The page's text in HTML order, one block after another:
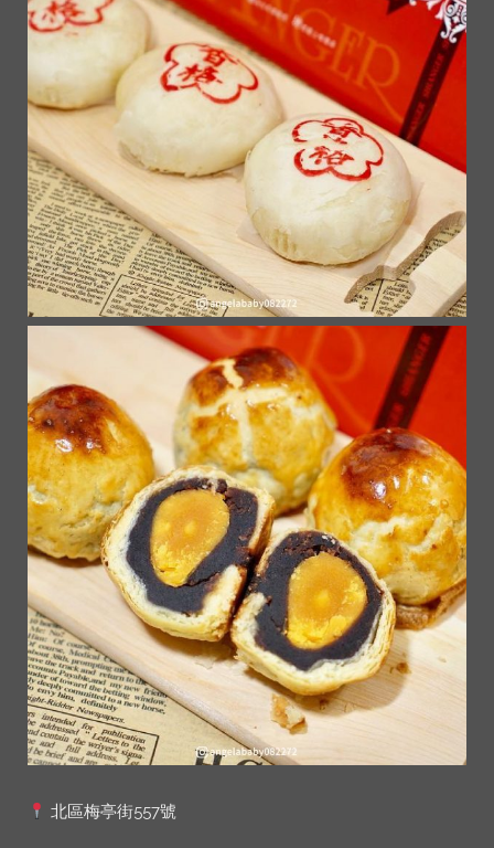
北區梅亭街557號